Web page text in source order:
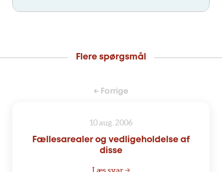
Flere spørgsmål
← Forrige
10 aug. 2006
Fællesarealer og vedligeholdelse af
disse
Læs svar →